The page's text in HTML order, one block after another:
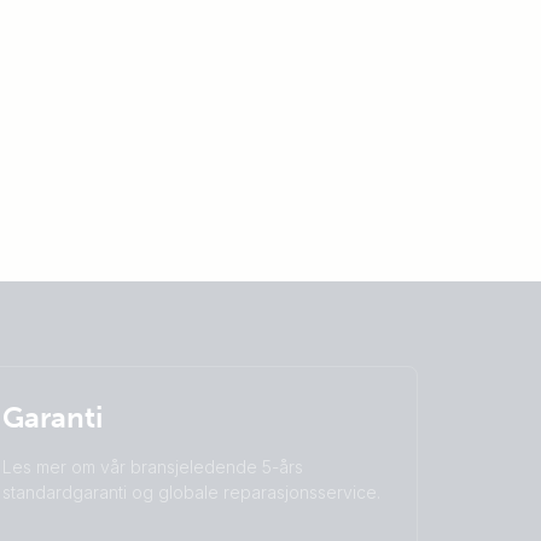
Garanti
Les mer om vår bransjeledende 5-års
standardgaranti og globale reparasjonsservice.